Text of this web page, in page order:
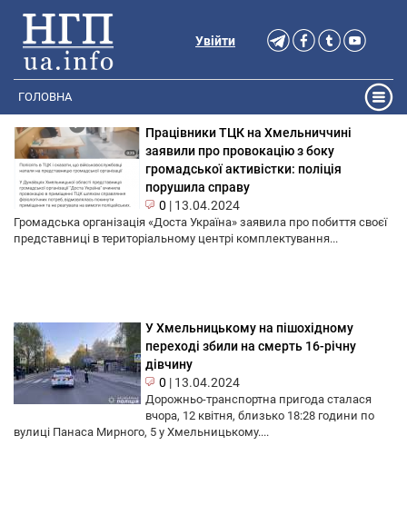
Увійти
ГОЛОВНА
Працівники ТЦК на Хмельниччині
заявили про провокацію з боку
громадської активістки: поліція
порушила справу
0 | 13.04.2024
Громадська організація «Доста Україна» заявила про побиття своєї
представниці в територіальному центрі комплектування...
У Хмельницькому на пішохідному
переході збили на смерть 16-річну
дівчину
0 | 13.04.2024
Дорожньо-транспортна пригода сталася
вчора, 12 квітня, близько 18:28 години по
вулиці Панаса Мирного, 5 у Хмельницькому....